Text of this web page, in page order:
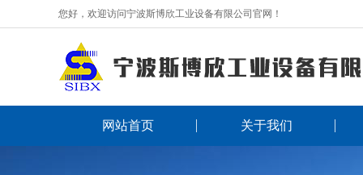
您好，欢迎访问宁波斯博欣工业设备有限公司官网！
网站首页 关于我们